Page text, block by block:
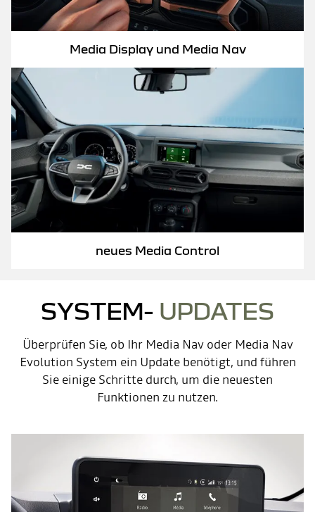
Media Display und Media Nav
neues Media Control
SYSTEM- UPDATES
Überprüfen Sie, ob Ihr Media Nav oder Media Nav
Evolution System ein Update benötigt, und führen
Sie einige Schritte durch, um die neuesten
Funktionen zu nutzen.